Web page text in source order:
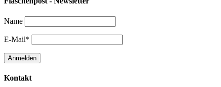
Name
E-Mail*
Kontakt